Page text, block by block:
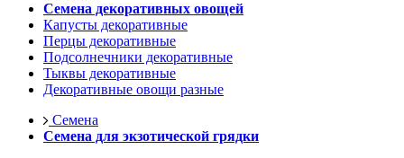
Семена декоративных овощей
Капусты декоративные
Перцы декоративные
Подсолнечники декоративные
Тыквы декоративные
Декоративные овощи разные
Семена
Семена для экзотической грядки